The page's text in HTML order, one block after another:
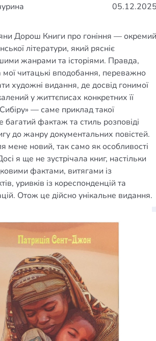
Дорош Книги про гоніння — окремий
літератури, який рясніє
жанрами та історіями. Правда,
мої читацькі вподобання, переважно
художні видання, де досвід гонимої
у життєписах конкретних її
— саме приклад такої
багатий фактаж та стиль розповіді
до жанру документальних повістей.
мене новий, так само як особливості
я ще не зустрічала книг, настільки
фактами, витягами із
уривків із кореспонденцій та
Отож це дійсно унікальне видання.